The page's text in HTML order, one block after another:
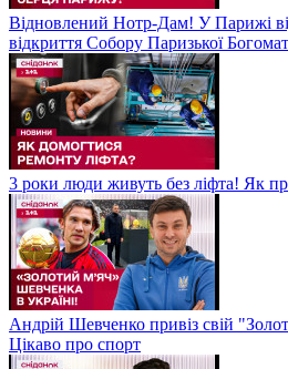
Відновлений Нотр-Дам! У Парижі
відкриття Собору Паризької
3 роки люди живуть без ліфта! Як
Андрій Шевченко привіз свій
Цікаво про спорт